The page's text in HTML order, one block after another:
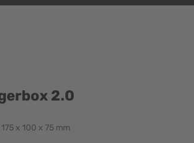
2.0
x 100 x 75 mm